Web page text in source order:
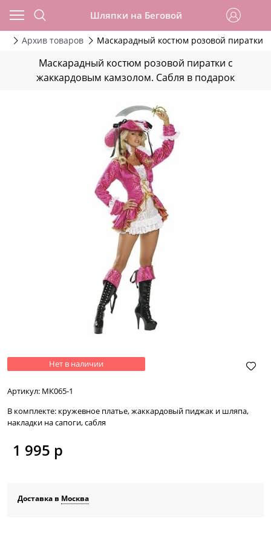
Шляпки на Беговой
Архив товаров Маскарадный костюм розовой пиратки
Маскарадный костюм розовой пиратки с
жаккардовым камзолом. Сабля в подарок
Нет в наличии
Артикул: МК065-1
В комплекте: кружевное платье, жаккардовый пиджак и шляпа,
накладки на сапоги, сабля
1 995 р
Доставка в Москва